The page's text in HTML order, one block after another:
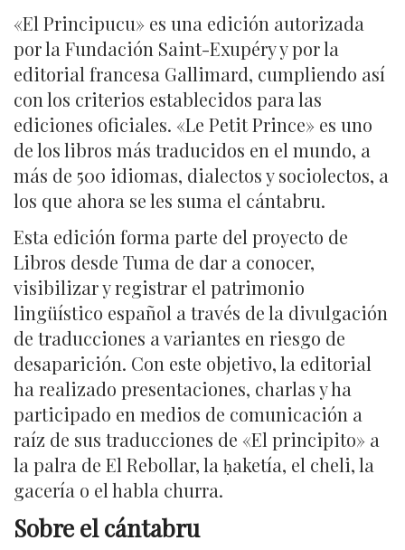
«El Principucu» es una edición autorizada
por la Fundación Saint-Exupéry y por la
editorial francesa Gallimard, cumpliendo así
con los criterios establecidos para las
ediciones oficiales. «Le Petit Prince» es uno
de los libros más traducidos en el mundo, a
más de 500 idiomas, dialectos y sociolectos, a
los que ahora se les suma el cántabru.
Esta edición forma parte del proyecto de
Libros desde Tuma de dar a conocer,
visibilizar y registrar el patrimonio
lingüístico español a través de la divulgación
de traducciones a variantes en riesgo de
desaparición. Con este objetivo, la editorial
ha realizado presentaciones, charlas y ha
participado en medios de comunicación a
raíz de sus traducciones de «El principito» a
la palra de El Rebollar, la ḥaketía, el cheli, la
gacería o el habla churra.
Sobre el cántabru